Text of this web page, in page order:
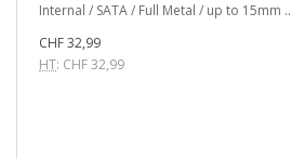
Internal / SATA / Full Metal / up to 15mm ..
CHF 32,99
HT: CHF 32,99